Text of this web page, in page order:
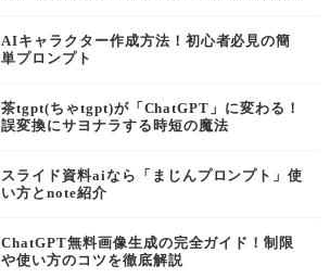
AIキャラクター作成方法！初心者必見の簡
単プロンプト
茶tgpt(ちゃtgpt)が「ChatGPT」に変わる！
誤変換にサヨナラする時短の魔法
スライド資料aiなら「まじんプロンプト」使
い方とnote紹介
ChatGPT無料画像生成の完全ガイド！制限
や使い方のコツを徹底解説